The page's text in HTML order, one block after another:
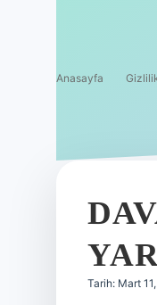
Anasayfa
Tarih: Mart